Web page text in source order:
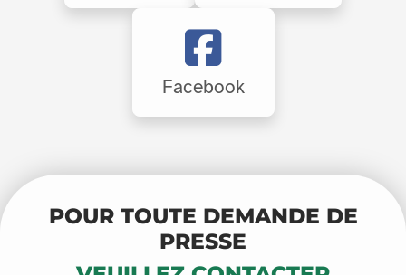
Facebook
POUR TOUTE DEMANDE DE
PRESSE